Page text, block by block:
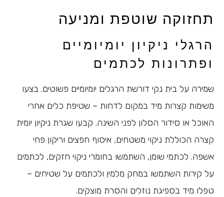
תחזוקה שוטפת ומניעה
הרגלי ניקיון יומיומיים
ופתרונות לכתמים
שמירה על בית נקי דורשת הרגלים יומיומיים פשוטים. בצעו
משימות קצרות מיד במקום לדחות – שטיפת כלים אחרי
האוכל או סידור הסלון לפני השינה. קבעו שגרת ניקיון יומית
קצרה הכוללת ניקוי משטחים, איסוף חפצים וריקון פחי
אשפה. לכתמי שומן, השתמשו בחומרי ניקוי חזקים, לכתמים
על קירות השתמשו במחק מלמין ולכתמים על שטיחים –
טפלו מיד בספיגת נוזלים והסרת מוצקים.